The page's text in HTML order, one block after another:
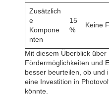
Zusätzlich
e
Kompone
nten
15
%
Keine
Mit diesem Überblick über
Fördermöglichkeiten und
besser beurteilen, ob und
eine Investition in
könnte.